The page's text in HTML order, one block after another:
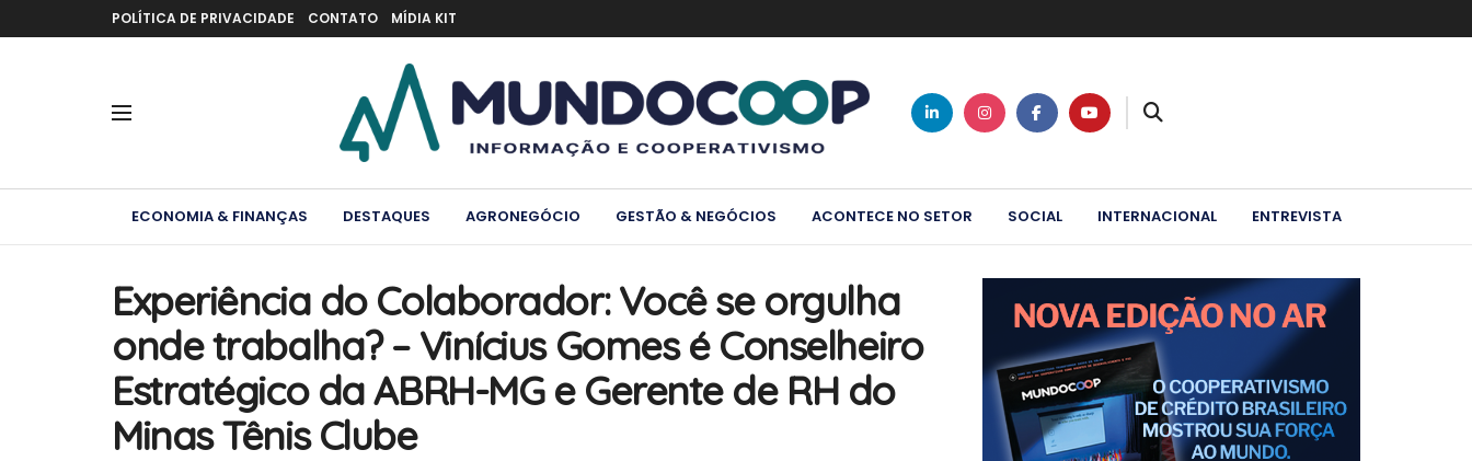
POLÍTICA DE PRIVACIDADE CONTATO MÍDIA KIT
ECONOMIA & FINANÇAS DESTAQUES AGRONEGÓCIO GESTÃO & NEGÓCIOS ACONTECE NO SETOR SOCIAL INTERNACIONAL ENTREVISTA
Experiência do Colaborador: Você se orgulha
onde trabalha? – Vinícius Gomes é Conselheiro
Estratégico da ABRH-MG e Gerente de RH do
Minas Tênis Clube